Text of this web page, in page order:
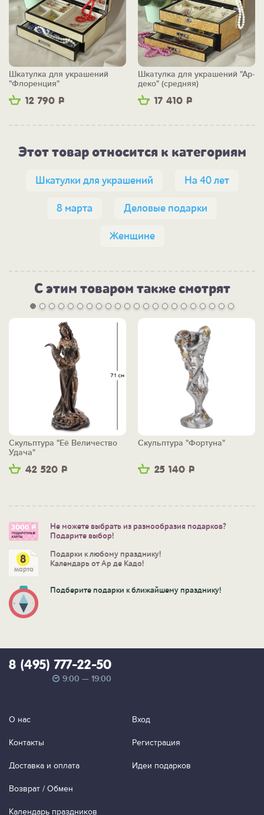
12 790 Р
Шкатулка для украшений
"Флоренция"
17 410 Р
Шкатулка для украшений "Ар-
деко" (средняя)
Этот товар относится к категориям
Шкатулки для украшений На 40 лет
8 марта Деловые подарки
Женщине
С этим товаром также смотрят
42 520 Р
Скульптура "Её Величество
Удача"
25 140 Р
Скульптура "Фортуна"
Не можете выбрать из разнообразия подарков?
Подарите выбор!
Подарки к любому празднику!
Календарь от Ар де Кадо!
Подберите подарки к ближайшему празднику!
8 (495) 777-22-50
9:00 — 19:00
О нас
Контакты
Доставка и оплата
Возврат / Обмен
Календарь праздников
Вход
Регистрация
Идеи подарков